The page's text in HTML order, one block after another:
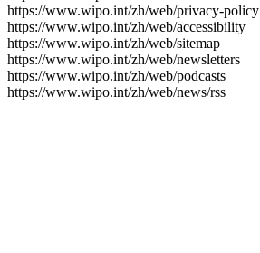
https://www.wipo.int/zh/web/privacy-policy
https://www.wipo.int/zh/web/accessibility
https://www.wipo.int/zh/web/sitemap
https://www.wipo.int/zh/web/newsletters
https://www.wipo.int/zh/web/podcasts
https://www.wipo.int/zh/web/news/rss